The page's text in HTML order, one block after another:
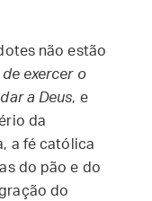
não estão
exercer o
a Deus, e
da
a fé católica
do pão e do
do